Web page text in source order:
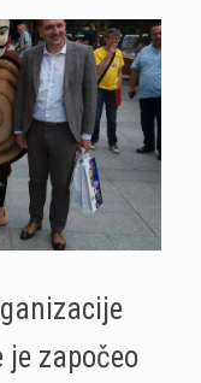
je započeo